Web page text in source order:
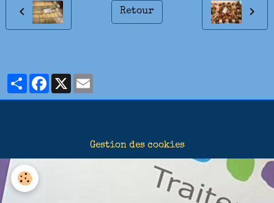
Retour
PartagerFacebook
Gestion des cookies